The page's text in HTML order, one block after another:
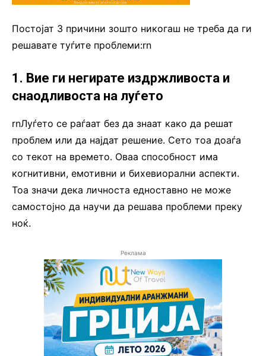
Постојат 3 причини зошто никогаш не треба да ги
решавате туѓите проблеми:rn
1. Вие ги негирате издржливоста и
снаодливоста на луѓето
rnЛуѓето се раѓаат без да знаат како да решат
проблем или да најдат решение. Сето тоа доаѓа
со текот на времето. Оваа способност има
когнитивни, емотивни и бихевиорални аспекти.
Тоа значи дека личноста едноставно не може
самостојно да научи да решава проблеми преку
ноќ.
Реклама